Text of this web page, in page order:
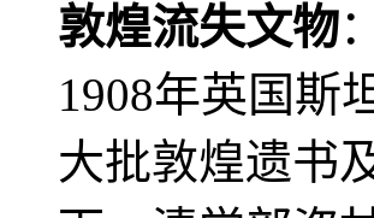
敦煌流失文物
1908年英国斯
大批敦煌遗书